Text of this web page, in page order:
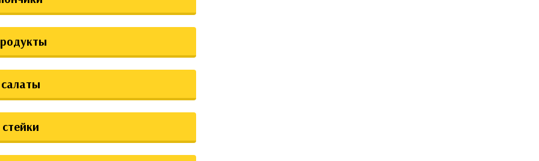
салаты
стейки